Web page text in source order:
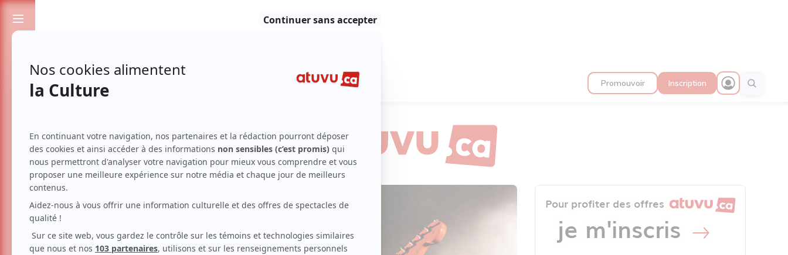
Passionnés de spectacles et de culture Promouvoir Inscription